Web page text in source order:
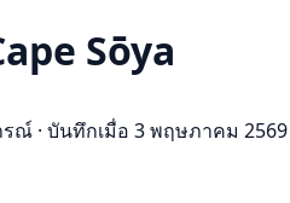
Sōya
รณ์ · บันทึกเมื่อ 3 พฤษภาคม 2569